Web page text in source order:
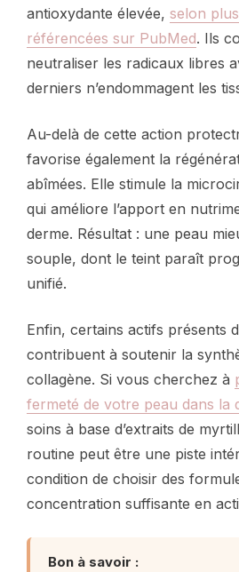
antioxydante élevée, selon
référencées sur PubMed. Ils
neutraliser les radicaux libres
derniers n’endommagent les
Au-delà de cette action
favorise également la
abîmées. Elle stimule la
qui améliore l’apport en
derme. Résultat : une peau
souple, dont le teint paraît
unifié.
Enfin, certains actifs présents
contribuent à soutenir la
collagène. Si vous cherchez à
fermeté de votre peau dans la
soins à base d’extraits de
routine peut être une piste
condition de choisir des
concentration suffisante en
Bon à savoir :